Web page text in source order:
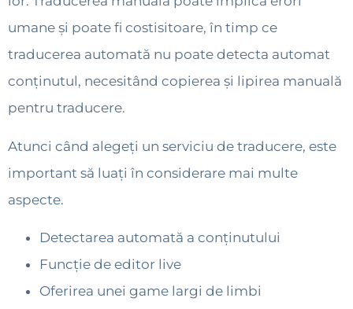
umane și poate fi costisitoare, în timp ce
traducerea automată nu poate detecta automat
conținutul, necesitând copierea și lipirea manuală
pentru traducere.
Atunci când alegeți un serviciu de traducere, este
important să luați în considerare mai multe
aspecte.
Detectarea automată a conținutului
Funcție de editor live
Oferirea unei game largi de limbi